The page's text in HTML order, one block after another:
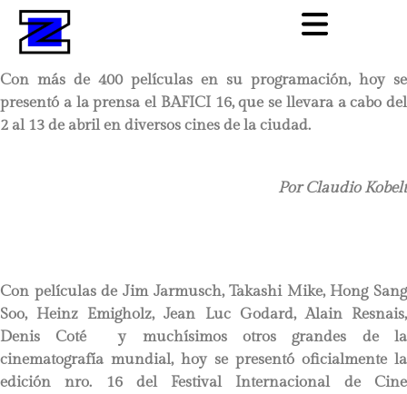
Con más de 400 películas en su programación, hoy se
presentó a la prensa el BAFICI 16, que se llevara a cabo del
2 al 13 de abril en diversos cines de la ciudad.
Por Claudio Kobelt
Con películas de Jim Jarmusch, Takashi Mike, Hong Sang
Soo, Heinz Emigholz, Jean Luc Godard, Alain Resnais,
Denis Coté y muchísimos otros grandes de la
cinematografía mundial, hoy se presentó oficialmente la
edición nro. 16 del Festival Internacional de Cine